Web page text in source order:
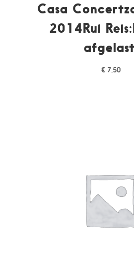
Casa
2014Rui
€ 7,50